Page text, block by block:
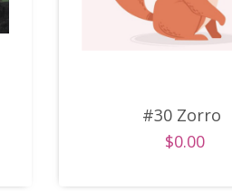
#30 Zorro
$0.00